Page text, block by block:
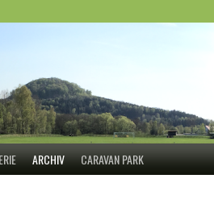
ARCHIV CARAVAN PARK